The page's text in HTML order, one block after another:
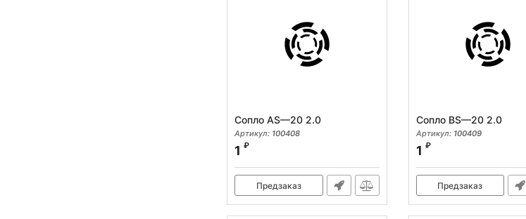
Сопло AS—20 2.0
Артикул: 100408
1 ₽
Предзаказ
Сопло BS—20 2.0
Артикул: 100409
1 ₽
Предзаказ